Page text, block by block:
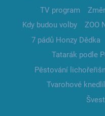
TV program
Kdy budou volby
ZOO
7 pádů Honzy Dědka
Tatarák podle
Pěstování
Tvarohové